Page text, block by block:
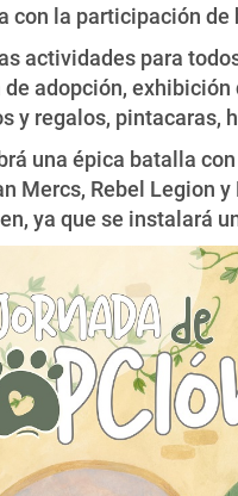
con la participación
actividades para
adopción,
y regalos, pintacaras,
una épica batalla
Mercs, Rebel Legion
ya que se instalará